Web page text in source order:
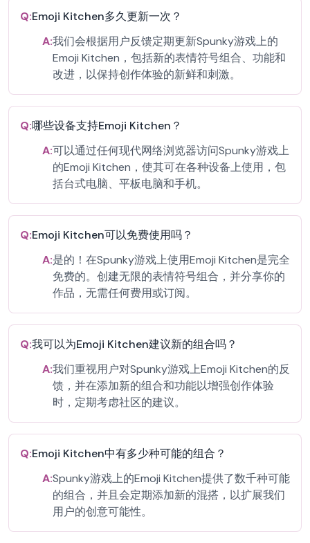
Q:Emoji Kitchen多久更新一次？
A:我们会根据用户反馈定期更新Spunky游戏上的
Emoji Kitchen，包括新的表情符号组合、功能和
改进，以保持创作体验的新鲜和刺激。
Q:哪些设备支持Emoji Kitchen？
A:可以通过任何现代网络浏览器访问Spunky游戏上
的Emoji Kitchen，使其可在各种设备上使用，包
括台式电脑、平板电脑和手机。
Q:Emoji Kitchen可以免费使用吗？
A:是的！在Spunky游戏上使用Emoji Kitchen是完全
免费的。创建无限的表情符号组合，并分享你的
作品，无需任何费用或订阅。
Q:我可以为Emoji Kitchen建议新的组合吗？
A:我们重视用户对Spunky游戏上Emoji Kitchen的反
馈，并在添加新的组合和功能以增强创作体验
时，定期考虑社区的建议。
Q:Emoji Kitchen中有多少种可能的组合？
A:Spunky游戏上的Emoji Kitchen提供了数千种可能
的组合，并且会定期添加新的混搭，以扩展我们
用户的创意可能性。